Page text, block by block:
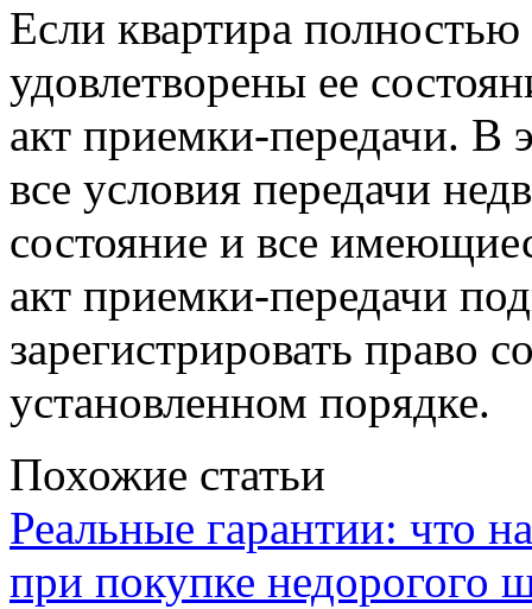
Если квартира
удовлетворены ее
акт приемки-передачи. В
все условия передачи
состояние и все
акт приемки-передачи
зарегистрировать право
установленном порядке.
Похожие статьи
Реальные гарантии: что
при покупке недорогого